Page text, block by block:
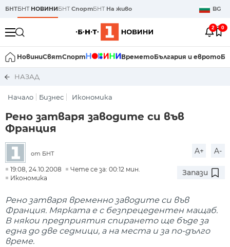
БНТБНТ НОВИНИБНТСпортБНТ На живо BG
2 0
НовиниСвятСпорт ВреметоБългария и еврото
НАЗАД
Начало Бизнес Икономика
Рено затваря заводите си във
Франция
от БНТ A+ A-
19:08, 24.10.2008
Чете се за: 00:12 мин.
Икономика
Запази
Рено затваря временно заводите си във
Франция. Мярката е с безпрецедентен мащаб.
В някои предприятия спирането ще бъде за
една до две седмици, а на места и за по-дълго
време.